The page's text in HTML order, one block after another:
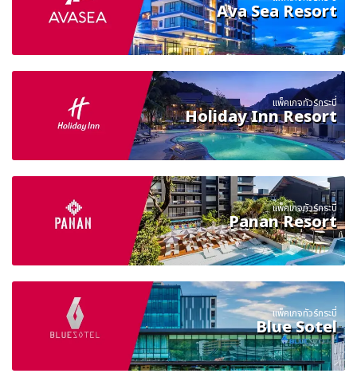
Ava Sea Resort
แพ็คเกจทัวร์กระบี่
Holiday Inn Resort
แพ็คเกจทัวร์กระบี่
Panan Resort
แพ็คเกจทัวร์กระบี่
Blue Sotel